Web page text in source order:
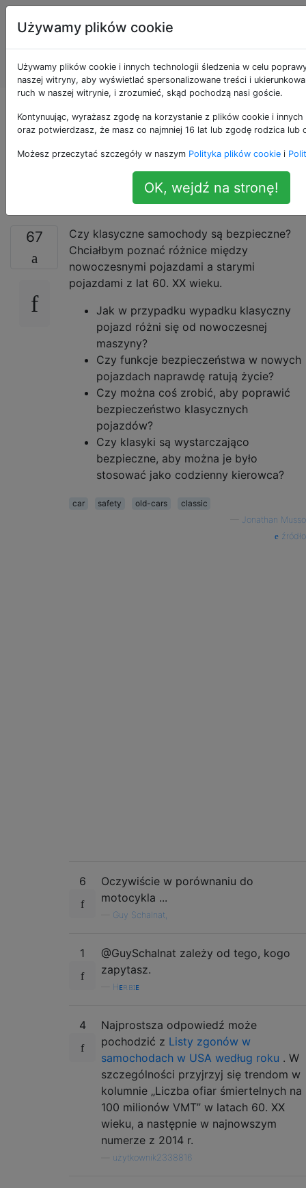
Konserwacja i
naprawa
pojazdów
silnikowych
Czy klasyczne
samochody są
bezpieczne?
67
Czy klasyczne samochody są bezpieczne?
Chciałbym poznać różnice między
nowoczesnymi pojazdami a starymi
pojazdami z lat 60. XX wieku.
Jak w przypadku wypadku klasyczny
pojazd różni się od nowoczesnej
maszyny?
Czy funkcje bezpieczeństwa w nowych
pojazdach naprawdę ratują życie?
Czy można coś zrobić, aby poprawić
bezpieczeństwo klasycznych
pojazdów?
Czy klasyki są wystarczająco
bezpieczne, aby można je było
stosować jako codzienny kierowca?
car safety old-cars
classic
Jonathan Musso
źródło
6
Oczywiście w porównaniu do
motocykla ...
Guy Schalnat,
1
@GuySchalnat zależy od tego, kogo
zapytasz.
Hᴇʀʙɪᴇ
4
Najprostsza odpowiedź może
pochodzić z Listy zgonów w
samochodach w USA według roku . W
szczególności przyjrzyj się trendom w
kolumnie „Liczba ofiar śmiertelnych na
100 milionów VMT” w latach 60. XX
wieku, a następnie w najnowszym
numerze z 2014 r.
użytkownik2338816
Używamy plików cookie
Używamy plików cookie i innych technologii śledzenia w celu
naszej witryny, aby wyświetlać spersonalizowane treści i
ruch w naszej witrynie, i zrozumieć, skąd pochodzą nasi goście.
Kontynuując, wyrażasz zgodę na korzystanie z plików cookie i
oraz potwierdzasz, że masz co najmniej 16 lat lub zgodę rodzica lub
Możesz przeczytać szczegóły w naszym Polityka plików cookie i
OK, wejdź na stronę!